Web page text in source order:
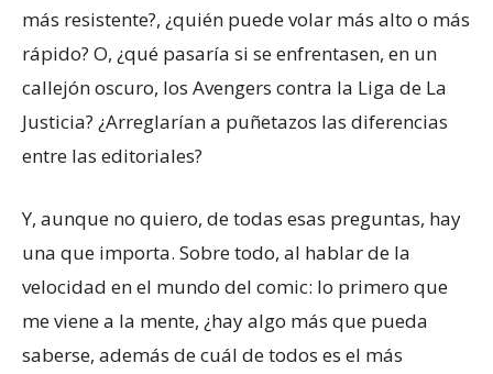
más resistente?, ¿quién puede volar más alto o más
rápido? O, ¿qué pasaría si se enfrentasen, en un
callejón oscuro, los Avengers contra la Liga de La
Justicia? ¿Arreglarían a puñetazos las diferencias
entre las editoriales?
Y, aunque no quiero, de todas esas preguntas, hay
una que importa. Sobre todo, al hablar de la
velocidad en el mundo del comic: lo primero que
me viene a la mente, ¿hay algo más que pueda
saberse, además de cuál de todos es el más